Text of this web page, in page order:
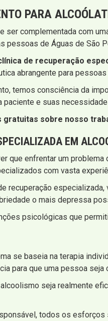
PARA
complementada com
pessoas de Águas de São
de recuperação
abrangente para
temos consciência da
e suas
sobre nosso
EM
que enfrentar um
com vasta
recuperação
o mais depressa
psicológicas que
se baseia na terapia
para que uma pessoa seja
seja realmente
todos os esforços